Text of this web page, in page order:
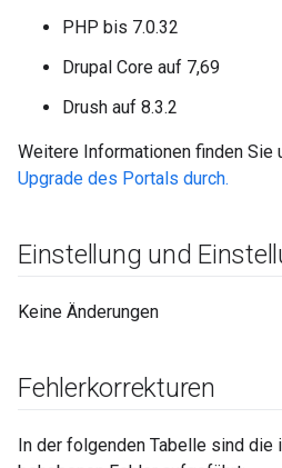
PHP bis 7.0.32
Drupal Core auf 7,69
Drush auf 8.3.2
Weitere Informationen finden Sie
Upgrade des Portals durch.
Einstellung und
Keine Änderungen
Fehlerkorrekturen
In der folgenden Tabelle sind die